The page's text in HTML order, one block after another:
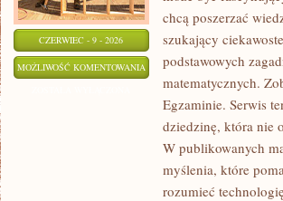
CZERWIEC - 9 - 2026
MOŻLIWOŚĆ KOMENTOWANIA ZAAWANSOWANE
TEMATY
chcą poszerzać
szukający
podstawowych
matematycznych.
Egzaminie. Serwis
dziedzinę, która nie
W publikowanych
myślenia, które
rozumieć